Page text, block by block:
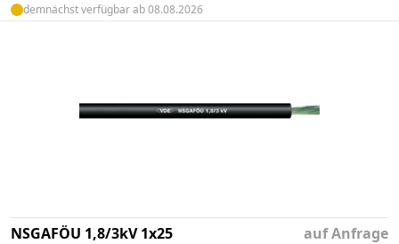
demnächst verfügbar ab 08.08.2026
NSGAFÖU 1,8/3kV 1x25 auf Anfrage